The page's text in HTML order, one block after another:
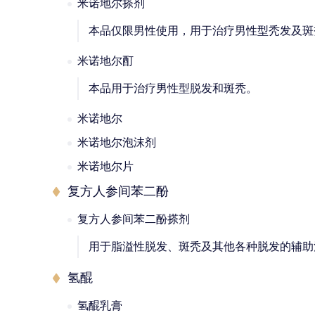
米诺地尔搽剂
本品仅限男性使用，用于治疗男性型秃发及斑
米诺地尔酊
本品用于治疗男性型脱发和斑秃。
米诺地尔
米诺地尔泡沫剂
米诺地尔片
复方人参间苯二酚
复方人参间苯二酚搽剂
用于脂溢性脱发、斑秃及其他各种脱发的辅助
氢醌
氢醌乳膏